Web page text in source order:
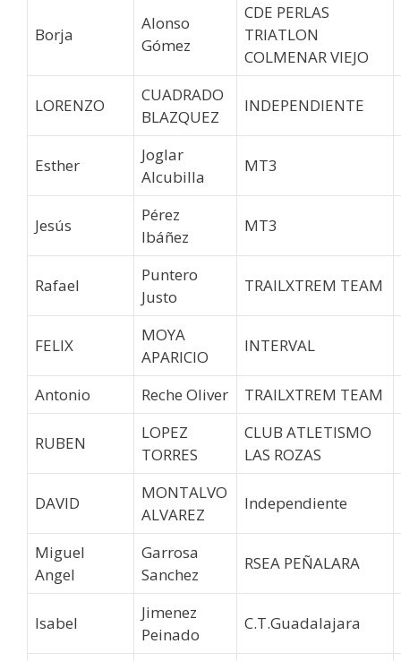
Borja
Alonso
Gómez
CDE PERLAS
TRIATLON
COLMENAR VIEJO
LORENZO
CUADRADO
BLAZQUEZ
INDEPENDIENTE
Esther
Joglar
Alcubilla
MT3
Jesús
Pérez
Ibáñez
MT3
Rafael
Puntero
Justo
TRAILXTREM TEAM
FELIX
MOYA
APARICIO
INTERVAL
Antonio Reche Oliver TRAILXTREM TEAM
RUBEN
LOPEZ
TORRES
CLUB ATLETISMO
LAS ROZAS
DAVID
MONTALVO
ALVAREZ
Independiente
Miguel
Angel
Garrosa
Sanchez
RSEA PEÑALARA
Isabel
Jimenez
Peinado
C.T.Guadalajara